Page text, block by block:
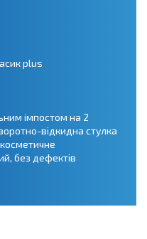
plus
імпостом на 2
відкидна стулка
без дефектів